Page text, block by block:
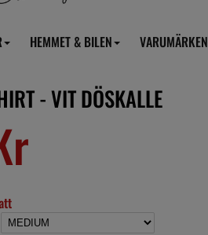
HEMMET & BILEN VARUMÄRKEN
- VIT DÖSKALLE